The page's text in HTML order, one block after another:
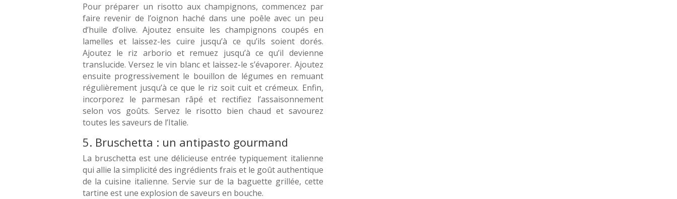
Pour préparer un risotto aux champignons, commencez par
faire revenir de l’oignon haché dans une poêle avec un peu
d’huile d’olive. Ajoutez ensuite les champignons coupés en
lamelles et laissez-les cuire jusqu’à ce qu’ils soient dorés.
Ajoutez le riz arborio et remuez jusqu’à ce qu’il devienne
translucide. Versez le vin blanc et laissez-le s’évaporer. Ajoutez
ensuite progressivement le bouillon de légumes en remuant
régulièrement jusqu’à ce que le riz soit cuit et crémeux. Enfin,
incorporez le parmesan râpé et rectifiez l’assaisonnement
selon vos goûts. Servez le risotto bien chaud et savourez
toutes les saveurs de l’Italie.
5. Bruschetta : un antipasto gourmand
La bruschetta est une délicieuse entrée typiquement italienne
qui allie la simplicité des ingrédients frais et le goût authentique
de la cuisine italienne. Servie sur de la baguette grillée, cette
tartine est une explosion de saveurs en bouche.